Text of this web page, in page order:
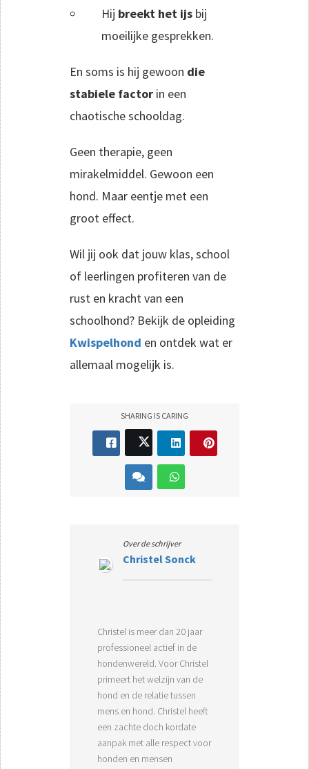
Hij breekt het ijs bij
moeilijke gesprekken.
En soms is hij gewoon die
stabiele factor in een
chaotische schooldag.
Geen therapie, geen
mirakelmiddel. Gewoon een
hond. Maar eentje met een
groot effect.
Wil jij ook dat jouw klas, school
of leerlingen profiteren van de
rust en kracht van een
schoolhond? Bekijk de opleiding
Kwispelhond en ontdek wat er
allemaal mogelijk is.
SHARING IS CARING
Over de schrijver
Christel Sonck
Christel is meer dan 20 jaar
professioneel actief in de
hondenwereld. Voor Christel
primeert het welzijn van de
hond en de relatie tussen
mens en hond. Christel heeft
een zachte doch kordate
aanpak met alle respect voor
honden en mensen